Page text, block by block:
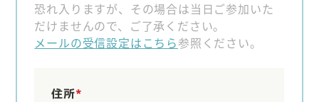
恐れ入りますが、その場合は当日ご参加いた
だけませんので、ご了承ください。
メールの受信設定はこちら参照ください。
住所*